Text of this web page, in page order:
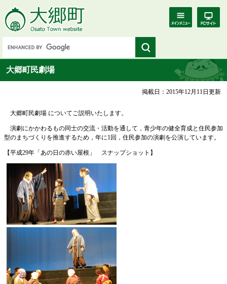
大郷町民劇場
掲載日：2015年12月11日更新
大郷町民劇場 についてご説明いたします。
演劇にかかわるもの同士の交流・活動を通して，青少年の健全育成と住民参加
型のまちづくりを推進するため，年に1回，住民参加の演劇を公演しています。
【平成29年「あの日の赤い屋根」 スナップショット】